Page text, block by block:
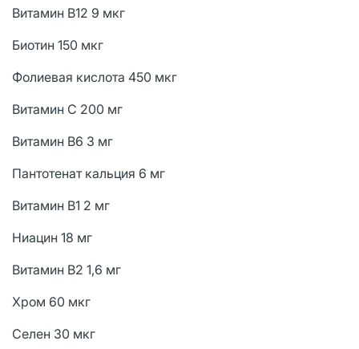
Витамин B12 9 мкг
Биотин 150 мкг
Фолиевая кислота 450 мкг
Витамин C 200 мг
Витамин B6 3 мг
Пантотенат кальция 6 мг
Витамин B1 2 мг
Ниацин 18 мг
Витамин B2 1,6 мг
Хром 60 мкг
Селен 30 мкг